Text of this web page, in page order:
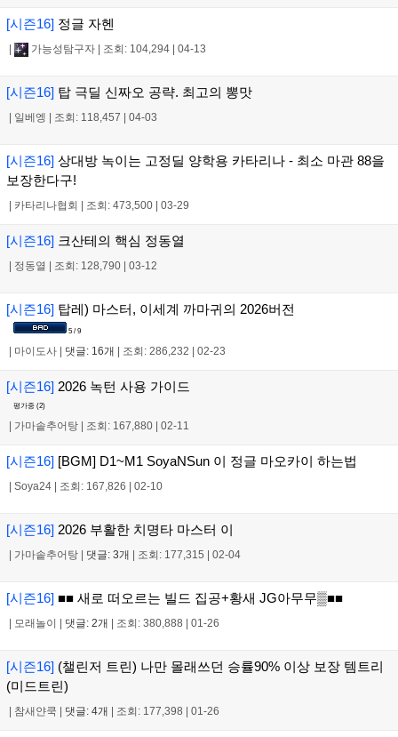
[시즌16] 정글 자헨
가능성탐구자 조회: 104,294 04-13
[시즌16] 탑 극딜 신짜오 공략. 최고의 뽕맛
일베엥 조회: 118,457 04-03
[시즌16] 상대방 녹이는 고정딜 양학용 카타리나 - 최소 마관 88을
보장한다구!
카타리나협회 조회: 473,500 03-29
[시즌16] 크산테의 핵심 정동열
정동열 조회: 128,790 03-12
[시즌16] 탑레) 마스터, 이세계 까마귀의 2026버전
5 / 9
마이도사 댓글: 16개 조회: 286,232 02-23
[시즌16] 2026 녹턴 사용 가이드
평가중 (2)
| 가마솥추어탕 | 조회: 167,880 | 02-11
[시즌16] [BGM] D1~M1 SoyaNSun 이 정글 마오카이 하는법
| Soya24 | 조회: 167,826 | 02-10
[시즌16] 2026 부활한 치명타 마스터 이
| 가마솥추어탕 | 댓글: 3개 | 조회: 177,315 | 02-04
[시즌16] ■■ 새로 떠오르는 빌드 집공+황새 JG아무무▒■■
| 모래놀이 | 댓글: 2개 | 조회: 380,888 | 01-26
[시즌16] (챌린저 트린) 나만 몰래쓰던 승률90% 이상 보장 템트리
(미드트린)
| 참새얀쿡 | 댓글: 4개 | 조회: 177,398 | 01-26